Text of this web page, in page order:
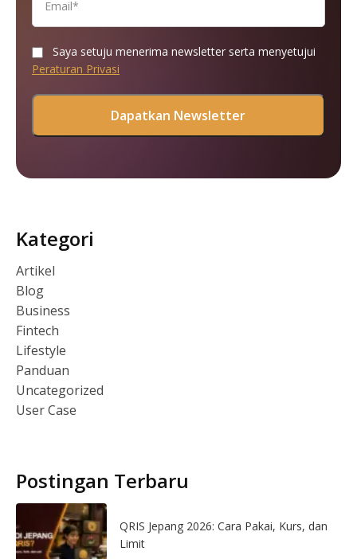
Saya setuju menerima newsletter serta menyetujui
Peraturan Privasi
Kategori
Artikel
Blog
Business
Fintech
Lifestyle
Panduan
Uncategorized
User Case
Postingan Terbaru
QRIS Jepang 2026: Cara Pakai, Kurs, dan
Limit